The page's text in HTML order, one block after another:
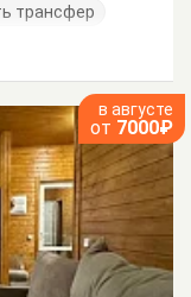
трансфер
в августе
от 7000₽